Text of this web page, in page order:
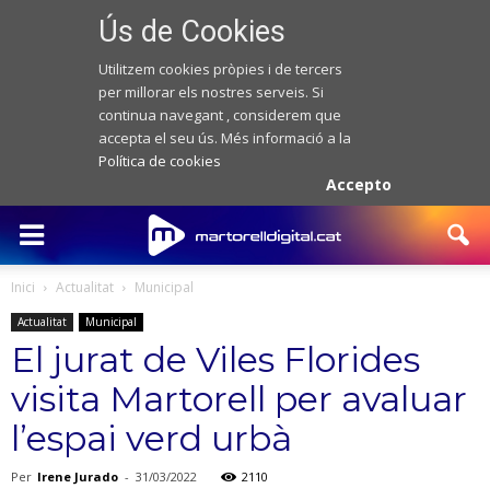
Ús de Cookies
Utilitzem cookies pròpies i de tercers
per millorar els nostres serveis. Si
continua navegant , considerem que
accepta el seu ús. Més informació a la
Política de cookies
Accepto
Inici Actualitat Municipal
Actualitat Municipal
El jurat de Viles Florides
visita Martorell per avaluar
l’espai verd urbà
Per Irene Jurado - 31/03/2022 2110